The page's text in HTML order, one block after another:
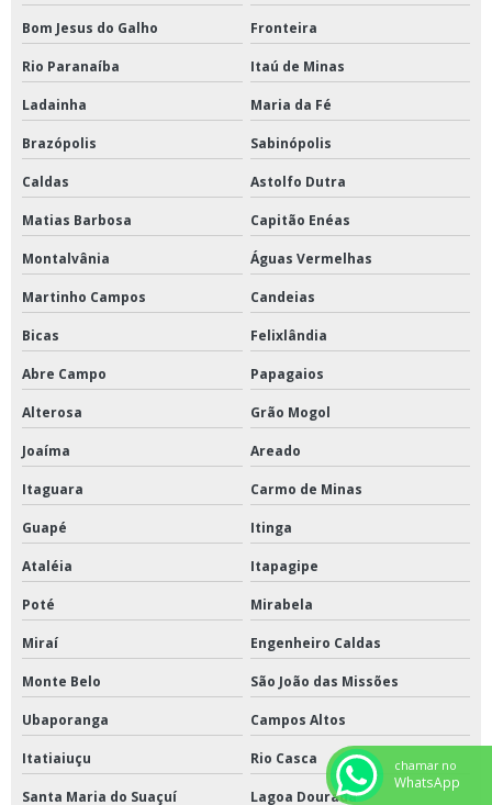
Bom Jesus do Galho Fronteira
Rio Paranaíba Itaú de Minas
Ladainha Maria da Fé
Brazópolis Sabinópolis
Caldas Astolfo Dutra
Matias Barbosa Capitão Enéas
Montalvânia Águas Vermelhas
Martinho Campos Candeias
Bicas Felixlândia
Abre Campo Papagaios
Alterosa Grão Mogol
Joaíma Areado
Itaguara Carmo de Minas
Guapé Itinga
Ataléia Itapagipe
Poté Mirabela
Miraí Engenheiro Caldas
Monte Belo São João das Missões
Ubaporanga Campos Altos
Itatiaiuçu Rio Casca
Santa Maria do Suaçuí Lagoa Dourada
chamar no
WhatsApp